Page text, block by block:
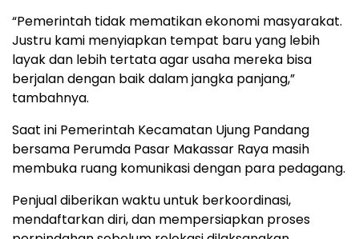
“Pemerintah tidak mematikan ekonomi masyarakat.
Justru kami menyiapkan tempat baru yang lebih
layak dan lebih tertata agar usaha mereka bisa
berjalan dengan baik dalam jangka panjang,”
tambahnya.
Saat ini Pemerintah Kecamatan Ujung Pandang
bersama Perumda Pasar Makassar Raya masih
membuka ruang komunikasi dengan para pedagang.
Penjual diberikan waktu untuk berkoordinasi,
mendaftarkan diri, dan mempersiapkan proses